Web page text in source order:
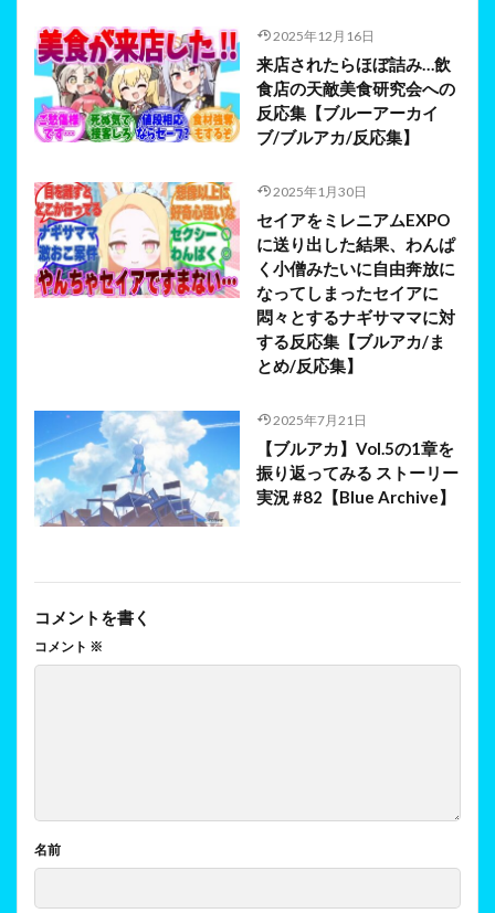
2025年12月16日
来店されたらほぼ詰み…飲
食店の天敵美食研究会への
反応集【ブルーアーカイ
ブ/ブルアカ/反応集】
2025年1月30日
セイアをミレニアムEXPO
に送り出した結果、わんぱ
く小僧みたいに自由奔放に
なってしまったセイアに
悶々とするナギサママに対
する反応集【ブルアカ/ま
とめ/反応集】
2025年7月21日
【ブルアカ】Vol.5の1章を
振り返ってみる ストーリー
実況 #82【Blue Archive】
コメントを書く
コメント ※
名前